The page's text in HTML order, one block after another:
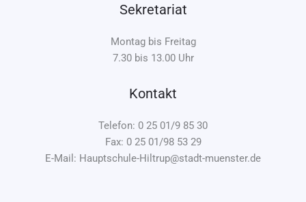
Sekretariat
Montag bis Freitag
7.30 bis 13.00 Uhr
Kontakt
Telefon: 0 25 01/9 85 30
Fax: 0 25 01/98 53 29
E-Mail: Hauptschule-Hiltrup@stadt-muenster.de